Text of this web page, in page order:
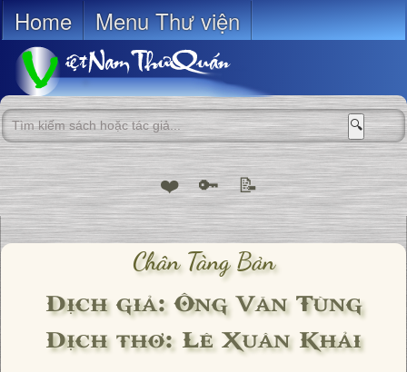
Home Menu Thư viện
🔍
❤️ 🔑 📝
Chân Tàng Bản
Dịch giả: Ông Văn Tùng
Dịch thơ: Lê Xuân Khải